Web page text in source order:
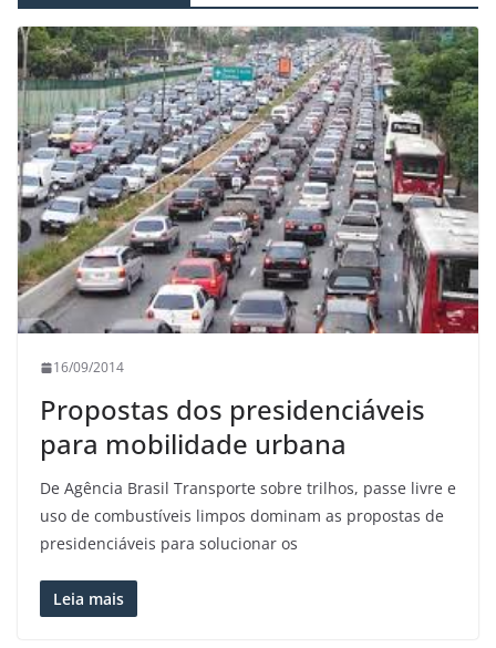
16/09/2014
Propostas dos presidenciáveis
para mobilidade urbana
De Agência Brasil Transporte sobre trilhos, passe livre e
uso de combustíveis limpos dominam as propostas de
presidenciáveis para solucionar os
Leia mais